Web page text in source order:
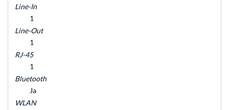
Line-In
1
Line-Out
1
RJ-45
1
Bluetooth
Ja
WLAN